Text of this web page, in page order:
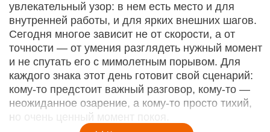
увлекательный узор: в нем есть место и для
внутренней работы, и для ярких внешних шагов.
Сегодня многое зависит не от скорости, а от
точности — от умения разглядеть нужный момент
и не спутать его с мимолетным порывом. Для
каждого знака этот день готовит свой сценарий:
кому‑то предстоит важный разговор, кому‑то —
неожиданное озарение, а кому‑то просто тихий,
но очень ценный момент покоя.